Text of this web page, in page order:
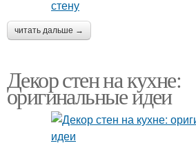
читать дальше →
Декор стен на кухне:
оригинальные идеи